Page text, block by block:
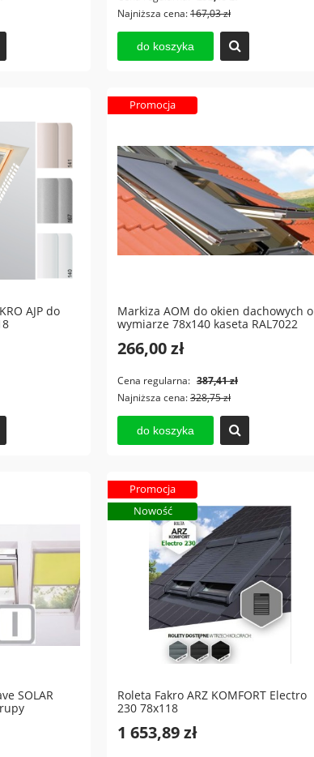
Najniższa cena:167,03 zł
do koszyka
AJP do
Markiza AOM do okien dachowych o
wymiarze 78x140 kaseta RAL7022
266,00 zł
Cena regularna: 387,41 zł
Najniższa cena:328,75 zł
do koszyka
Promocja
SOLAR
Roleta Fakro ARZ KOMFORT Electro
230 78x118
1 653,89 zł
Promocja
Nowość